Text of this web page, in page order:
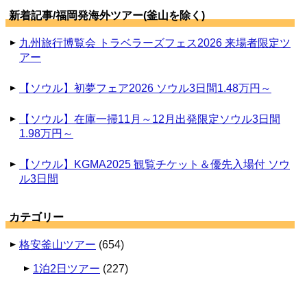
新着記事/福岡発海外ツアー(釜山を除く)
九州旅行博覧会 トラベラーズフェス2026 来場者限定ツ
アー
【ソウル】初夢フェア2026 ソウル3日間1.48万円～
【ソウル】在庫一掃11月～12月出発限定ソウル3日間
1.98万円～
【ソウル】KGMA2025 観覧チケット＆優先入場付 ソウ
ル3日間
カテゴリー
格安釜山ツアー (654)
1泊2日ツアー (227)